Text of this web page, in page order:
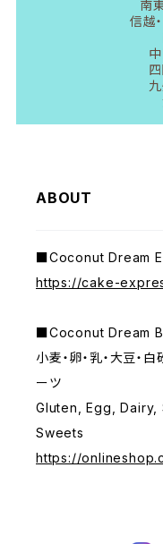
南
信越
ABOUT
■Coconut Dream
https://cake-
■Coconut Dream
小麦・卵・乳・大豆・
ーツ
Gluten, Egg,
Sweets
https://